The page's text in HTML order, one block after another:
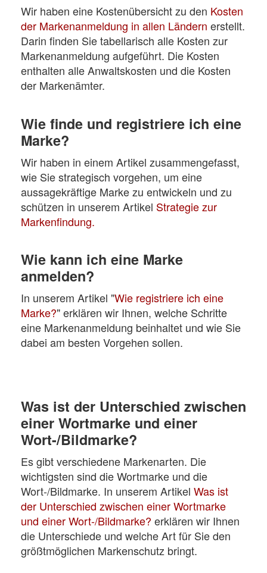
Wir haben eine Kostenübersicht zu den Kosten
der Markenanmeldung in allen Ländern erstellt.
Darin finden Sie tabellarisch alle Kosten zur
Markenanmeldung aufgeführt. Die Kosten
enthalten alle Anwaltskosten und die Kosten
der Markenämter.
Wie finde und registriere ich eine
Marke?
Wir haben in einem Artikel zusammengefasst,
wie Sie strategisch vorgehen, um eine
aussagekräftige Marke zu entwickeln und zu
schützen in unserem Artikel Strategie zur
Markenfindung.
Wie kann ich eine Marke
anmelden?
In unserem Artikel "Wie registriere ich eine
Marke?" erklären wir Ihnen, welche Schritte
eine Markenanmeldung beinhaltet und wie Sie
dabei am besten Vorgehen sollen.
Was ist der Unterschied zwischen
einer Wortmarke und einer
Wort-/Bildmarke?
Es gibt verschiedene Markenarten. Die
wichtigsten sind die Wortmarke und die
Wort-/Bildmarke. In unserem Artikel Was ist
der Unterschied zwischen einer Wortmarke
und einer Wort-/Bildmarke? erklären wir Ihnen
die Unterschiede und welche Art für Sie den
größtmöglichen Markenschutz bringt.